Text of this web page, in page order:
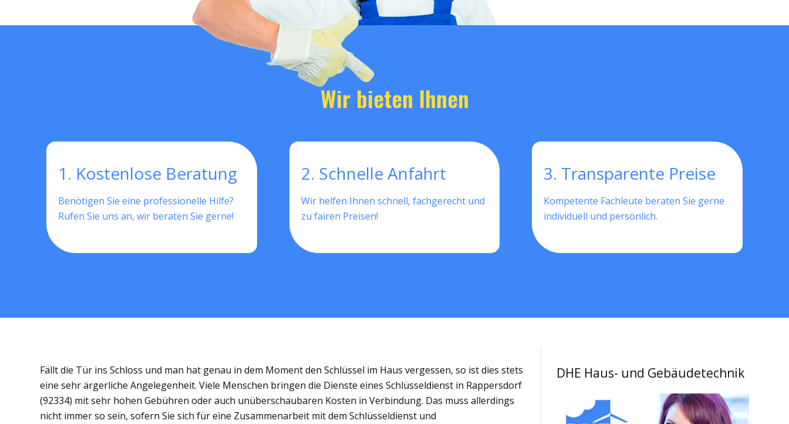
Wir bieten Ihnen
1. Kostenlose Beratung
Benötigen Sie eine professionelle Hilfe?
Rufen Sie uns an, wir beraten Sie gerne!
2. Schnelle Anfahrt
Wir helfen Ihnen schnell, fachgerecht und
zu fairen Preisen!
3. Transparente Preise
Kompetente Fachleute beraten Sie gerne
individuell und persönlich.
DHE Haus- und Gebäudetechnik
Fällt die Tür ins Schloss und man hat genau in dem Moment den Schlüssel im Haus vergessen, so ist dies stets
eine sehr ärgerliche Angelegenheit. Viele Menschen bringen die Dienste eines Schlüsseldienst in Rappersdorf
(92334) mit sehr hohen Gebühren oder auch unüberschaubaren Kosten in Verbindung. Das muss allerdings
nicht immer so sein, sofern Sie sich für eine Zusammenarbeit mit dem Schlüsseldienst und